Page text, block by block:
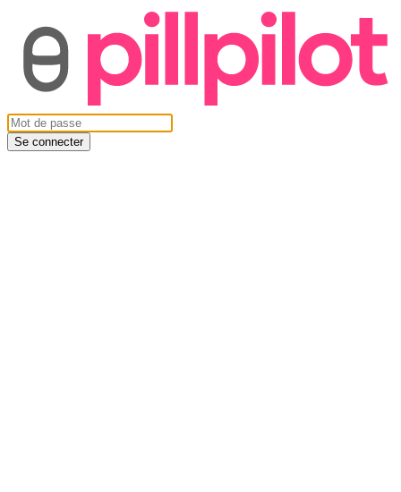
Se connecter